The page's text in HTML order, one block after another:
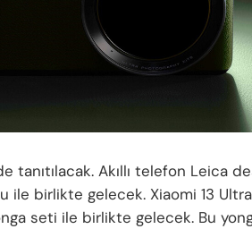
tanıtılacak. Akıllı telefon Leica
ile birlikte gelecek. Xiaomi 13
seti ile birlikte gelecek. Bu